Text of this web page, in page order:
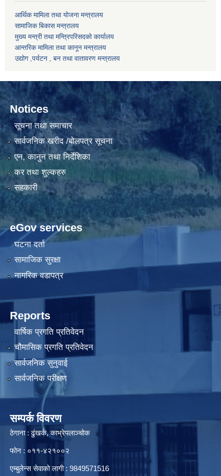
आर्थिक मामिला तथा योजना मन्त्रालय
सामाजिक बिकास मन्त्रालय
मुख्य मन्त्री तथा मन्त्रिपरिसदको कार्यालय
आन्तरिक मामिला तथा कानून मन्त्रालय
उद्योग ,पर्यटन , बन तथा वातावरण मन्त्रालय
Notices
सूचना तथा समाचार
सार्वजनिक खरीद /बोलपत्र सूचना
एन, कानुन तथा निर्देशिका
कर तथा शुल्कहरु
सहकारी
eGov services
घटना दर्ता
सामाजिक सुरक्षा
नागरिक वडापत्र
Reports
वार्षिक प्रगति प्रतिवेदन
चौमासिक प्रगति प्रतिवेदन
सार्वजनिक सुनुवाई
सार्वजनिक परीक्षण
सम्पर्क विवरण
ठेगाना : ढुंखर्क, काभ्रेपलाञ्चोक
फोन : ०११-४२१००२
एम्बुलेन्स सेवाको लागी : 9849571516